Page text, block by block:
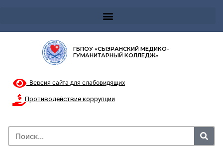
ГБПОУ «СЫЗРАНСКИЙ МЕДИКО-
ГУМАНИТАРНЫЙ КОЛЛЕДЖ»
Версия сайта для слабовидящих
Противодействие коррупции